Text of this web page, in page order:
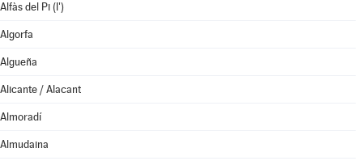
Alfàs del Pi (l')
Algorfa
Algueña
Alicante / Alacant
Almoradí
Almudaina